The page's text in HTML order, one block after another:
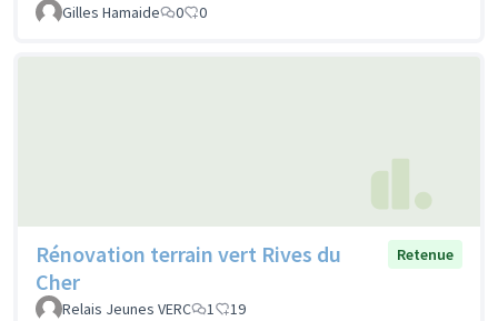
Gilles Hamaide 0 0
Rénovation terrain vert Rives du
Cher
Retenue
Relais Jeunes VERC 1 19